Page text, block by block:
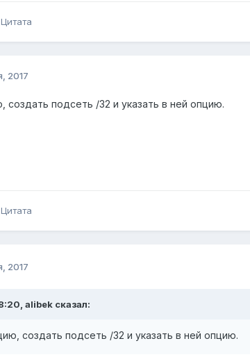
Цитата
2017
создать подсеть /32 и указать в ней опцию.
Цитата
2017
alibek сказал:
создать подсеть /32 и указать в ней опцию.